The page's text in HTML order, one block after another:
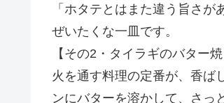
「ホタテとはまた違う旨さ
ぜいたくな一皿です。
【その2・タイラギのバター焼
火を通す料理の定番が、香ば
ンにバターを溶かして、さっ